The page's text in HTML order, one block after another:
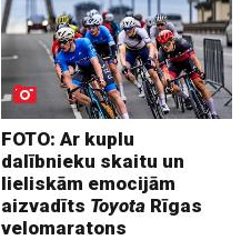
FOTO: Ar kuplu
dalībnieku skaitu un
lieliskām emocijām
aizvadīts Toyota Rīgas
velomaratons